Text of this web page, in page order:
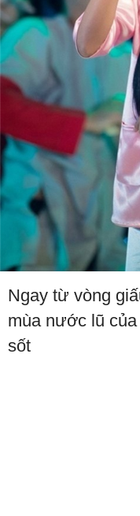
Ngay từ vòng
mùa nước lũ
sốt